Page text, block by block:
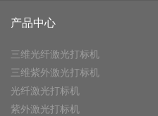
产品中心
三维光纤激光打标机
三维紫外激光打标机
光纤激光打标机
紫外激光打标机